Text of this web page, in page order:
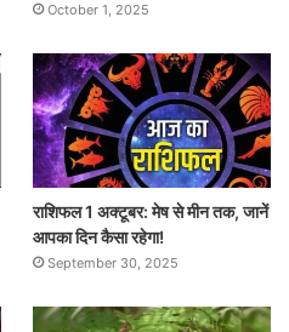
October 1, 2025
राशिफल 1 अक्टूबर: मेष से मीन तक, जानें
आपका दिन कैसा रहेगा!
September 30, 2025